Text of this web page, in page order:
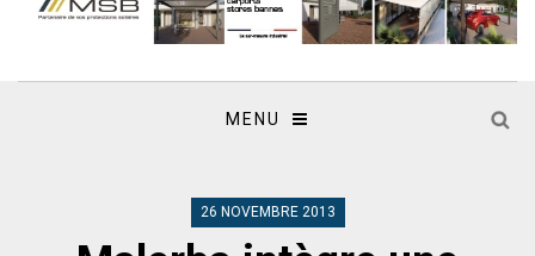
MENU
26 NOVEMBRE 2013